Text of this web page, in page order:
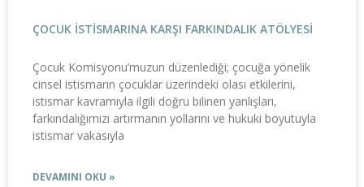
ÇOCUK İSTİSMARINA KARŞI FARKINDALIK ATÖLYESİ
Çocuk Komisyonu’muzun düzenlediği; çocuğa yönelik
cinsel istismarın çocuklar üzerindeki olası etkilerini,
istismar kavramıyla ilgili doğru bilinen yanlışları,
farkındalığımızı artırmanın yollarını ve hukuki boyutuyla
istismar vakasıyla
DEVAMINI OKU »